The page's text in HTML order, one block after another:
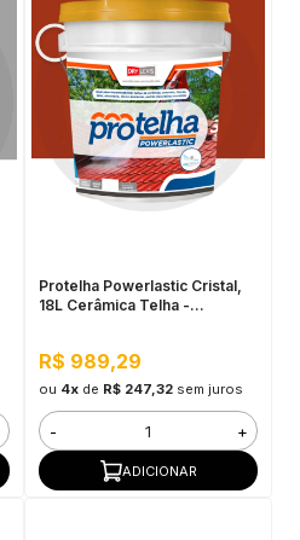
Protelha Powerlastic Cristal,
18L Cerâmica Telha -
R$ 989,29
ou 4xde R$ 247,32 sem juros
- +
ADICIONAR